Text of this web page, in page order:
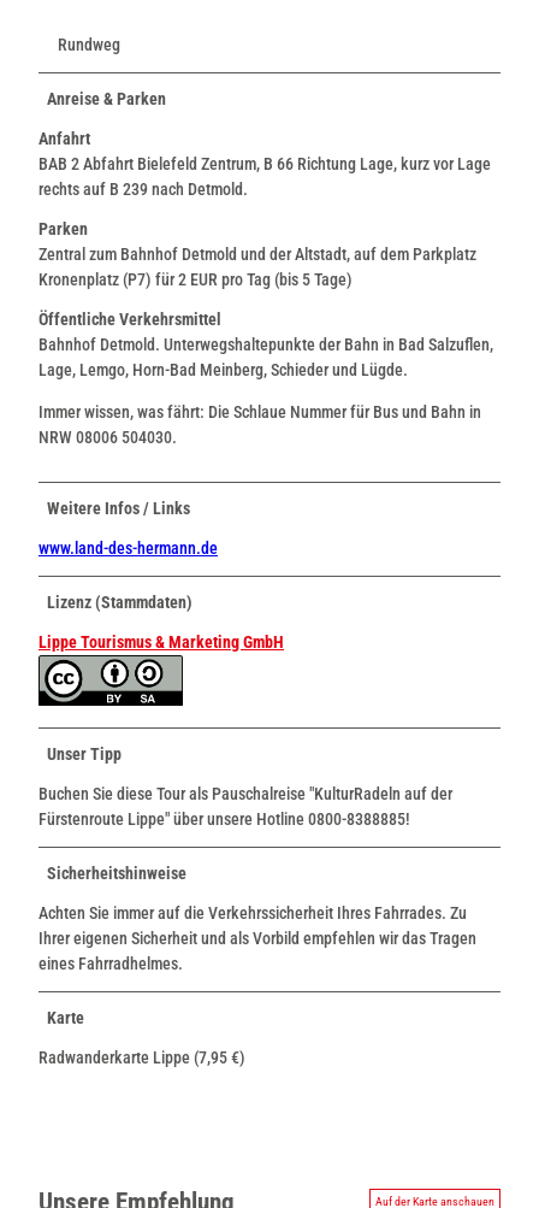
Rundweg
Anreise & Parken
Anfahrt
BAB 2 Abfahrt Bielefeld Zentrum, B 66 Richtung Lage, kurz vor Lage
rechts auf B 239 nach Detmold.
Parken
Zentral zum Bahnhof Detmold und der Altstadt, auf dem Parkplatz
Kronenplatz (P7) für 2 EUR pro Tag (bis 5 Tage)
Öffentliche Verkehrsmittel
Bahnhof Detmold. Unterwegshaltepunkte der Bahn in Bad Salzuflen,
Lage, Lemgo, Horn-Bad Meinberg, Schieder und Lügde.
Immer wissen, was fährt: Die Schlaue Nummer für Bus und Bahn in
NRW 08006 504030.
Weitere Infos / Links
www.land-des-hermann.de
Lizenz (Stammdaten)
Lippe Tourismus & Marketing GmbH
Unser Tipp
Buchen Sie diese Tour als Pauschalreise "KulturRadeln auf der
Fürstenroute Lippe" über unsere Hotline 0800-8388885!
Sicherheitshinweise
Achten Sie immer auf die Verkehrssicherheit Ihres Fahrrades. Zu
Ihrer eigenen Sicherheit und als Vorbild empfehlen wir das Tragen
eines Fahrradhelmes.
Karte
Radwanderkarte Lippe (7,95 €)
Unsere Empfehlung Auf der Karte anschauen